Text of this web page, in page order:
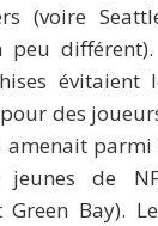
(voire
peu différent).
évitaient
des
amenait parmi
de
Green Bay).